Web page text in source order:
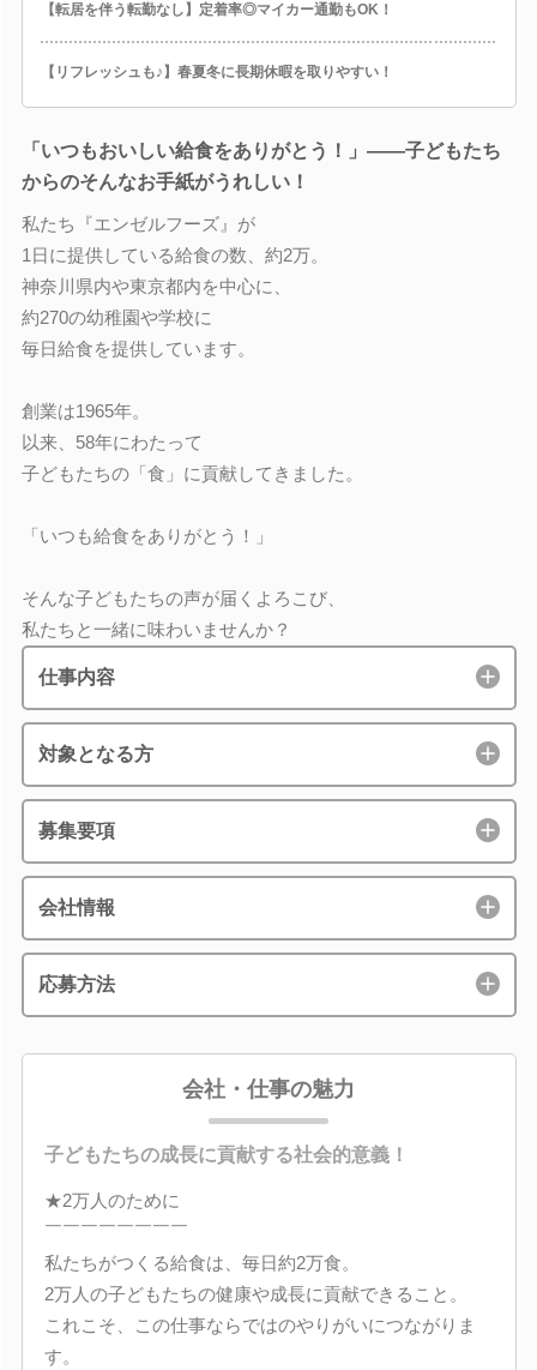
【転居を伴う転勤なし】定着率◎マイカー通勤もOK！
【リフレッシュも♪】春夏冬に長期休暇を取りやすい！
「いつもおいしい給食をありがとう！」――子どもたち
からのそんなお手紙がうれしい！
私たち『エンゼルフーズ』が
1日に提供している給食の数、約2万。
神奈川県内や東京都内を中心に、
約270の幼稚園や学校に
毎日給食を提供しています。
創業は1965年。
以来、58年にわたって
子どもたちの「食」に貢献してきました。
「いつも給食をありがとう！」
そんな子どもたちの声が届くよろこび、
私たちと一緒に味わいませんか？
仕事内容
対象となる方
募集要項
会社情報
応募方法
会社・仕事の魅力
子どもたちの成長に貢献する社会的意義！
★2万人のために
￣￣￣￣￣￣￣￣
私たちがつくる給食は、毎日約2万食。
2万人の子どもたちの健康や成長に貢献できること。
これこそ、この仕事ならではのやりがいにつながりま
す。